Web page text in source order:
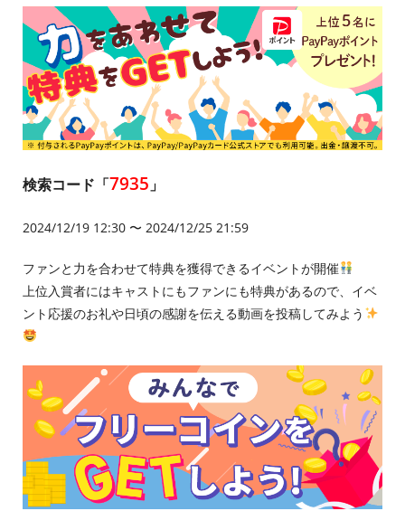
検索コード「7935 」
2024/12/19 12:30 〜 2024/12/25 21:59
ファンと力を合わせて特典を獲得できるイベントが開催
上位入賞者にはキャストにもファンにも特典があるので、イベ
ント応援のお礼や日頃の感謝を伝える動画を投稿してみよう